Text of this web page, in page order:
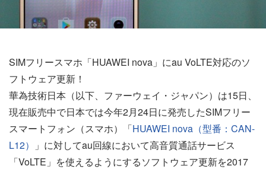
SIMフリースマホ「HUAWEI nova」にau VoLTE対応のソ
フトウェア更新！
華為技術日本（以下、ファーウェイ・ジャパン）は15日、
現在販売中で日本では今年2月24日に発売したSIMフリー
スマートフォン（スマホ）「HUAWEI nova（型番：CAN-
L12）
」に対してau回線において高音質通話サービス
「VoLTE」を使えるようにするソフトウェア更新を2017